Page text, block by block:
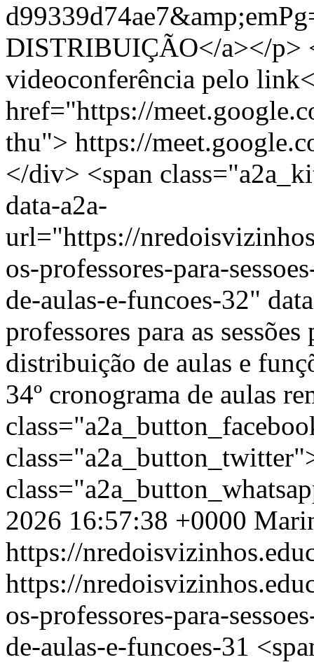
DISTRIBUIÇÃO</a></p>
videoconferência pelo
href="https://
thu"> https://
</div> <span
data-a2a-
url="https://
os-professores-para-
de-aulas-e-funcoes-32"
professores para as
distribuição de aulas e
34º cronograma de aulas
2026 16:57:38 +0000
https://
https://
os-professores-para-
de-aulas-e-funcoes-31